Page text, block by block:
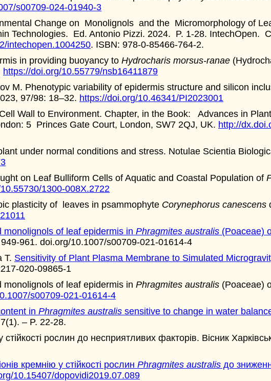
s00709-024-01940-3
Change on Monolignols and the Micromorphology of
Technologies. Ed. Antonio Pizzi. 2024. P. 1-28. IntechOpen.
intechopen.1004250. ISBN: 978-0-85466-764-2.
in providing buoyancy to Hydrocharis morsus-ranae
https://doi.org/10.55779/nsb16411879
M. Phenotypic variability of epidermis structure and silicon
97/98: 18–32. https://doi.org/10.46341/PI2023001
Wall to Environment. Chapter, in the Book: Advances in
5 Princes Gate Court, London, SW7 2QJ, UK. http://
under normal conditions and stress. Notulae Scientia
on Leaf Bulliform Cells of Aquatic and Coastal Population of
1300-008X.2722
plasticity of leaves in psammophyte Corynephorus canescens
monolignols of leaf epidermis in Phragmites australis (Poaceae)
961. doi.org/10.1007/s00709-021-01614-4
T. Sensitivity of Plant Plasma Membrane to Simulated
020-09865-1
of leaf epidermis in Phragmites australis (Poaceae)
s00709-021-01614-4
in Phragmites australis sensitive to change in water
– P. 22-28.
рослин до несприятливих факторів. Вісник
кремнію у стійкості рослин Phragmites australis до
10.15407/dopovidi2019.07.089